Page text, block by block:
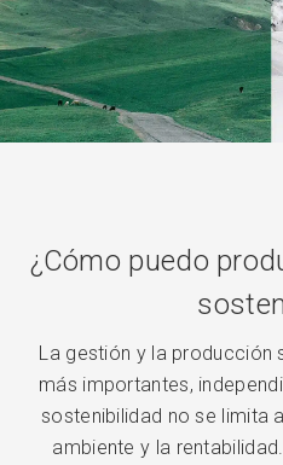
¿Cómo puedo
La gestión y la producción
más importantes,
sostenibilidad no se limita
ambiente y la